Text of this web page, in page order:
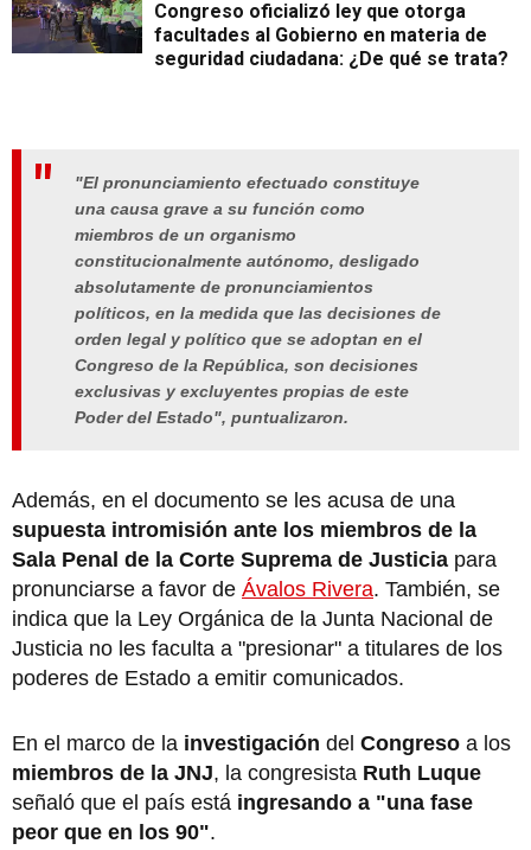
Congreso oficializó ley que otorga
facultades al Gobierno en materia de
seguridad ciudadana: ¿De qué se trata?
"El pronunciamiento efectuado constituye
una causa grave a su función como
miembros de un organismo
constitucionalmente autónomo, desligado
absolutamente de pronunciamientos
políticos, en la medida que las decisiones de
orden legal y político que se adoptan en el
Congreso de la República, son decisiones
exclusivas y excluyentes propias de este
Poder del Estado", puntualizaron.
Además, en el documento se les acusa de una
supuesta intromisión ante los miembros de la
Sala Penal de la Corte Suprema de Justicia para
pronunciarse a favor de Ávalos Rivera. También, se
indica que la Ley Orgánica de la Junta Nacional de
Justicia no les faculta a "presionar" a titulares de los
poderes de Estado a emitir comunicados.
En el marco de la investigación del Congreso a los
miembros de la JNJ, la congresista Ruth Luque
señaló que el país está ingresando a "una fase
peor que en los 90".